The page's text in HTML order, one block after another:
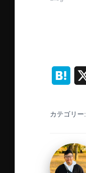
t
n
a
カテゴリー: